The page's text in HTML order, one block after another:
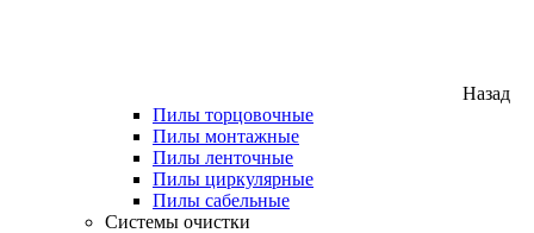
Назад
Пилы торцовочные
Пилы монтажные
Пилы ленточные
Пилы циркулярные
Пилы сабельные
Системы очистки